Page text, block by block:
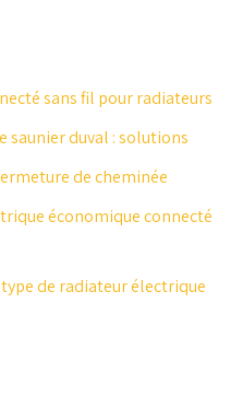
sans fil pour radiateurs
saunier duval : solutions
de cheminée
économique connecté
de radiateur électrique